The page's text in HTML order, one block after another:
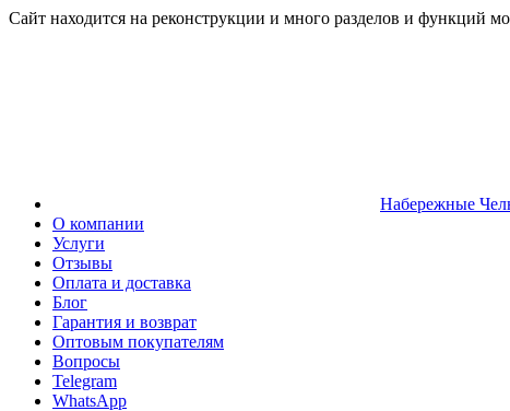
Сайт находится на реконструкции и много разделов и функций
Набережные
О компании
Услуги
Отзывы
Оплата и доставка
Блог
Гарантия и возврат
Оптовым покупателям
Вопросы
Telegram
WhatsApp